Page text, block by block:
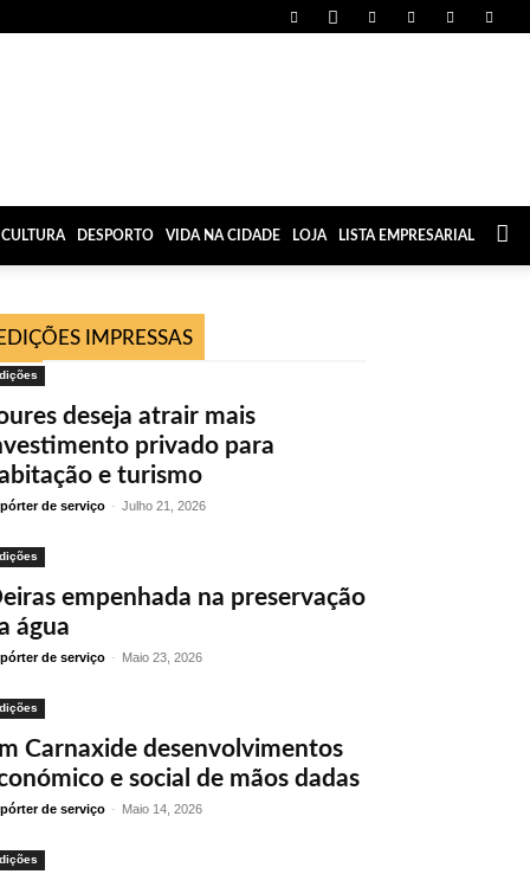
CULTURA DESPORTO VIDA NA CIDADE LOJA LISTA EMPRESARIAL
EDIÇÕES IMPRESSAS
deseja atrair mais
privado para
e turismo
de serviço - Julho 21, 2026
empenhada na preservação
água
de serviço - Maio 23, 2026
Carnaxide desenvolvimentos
e social de mãos dadas
de serviço - Maio 14, 2026